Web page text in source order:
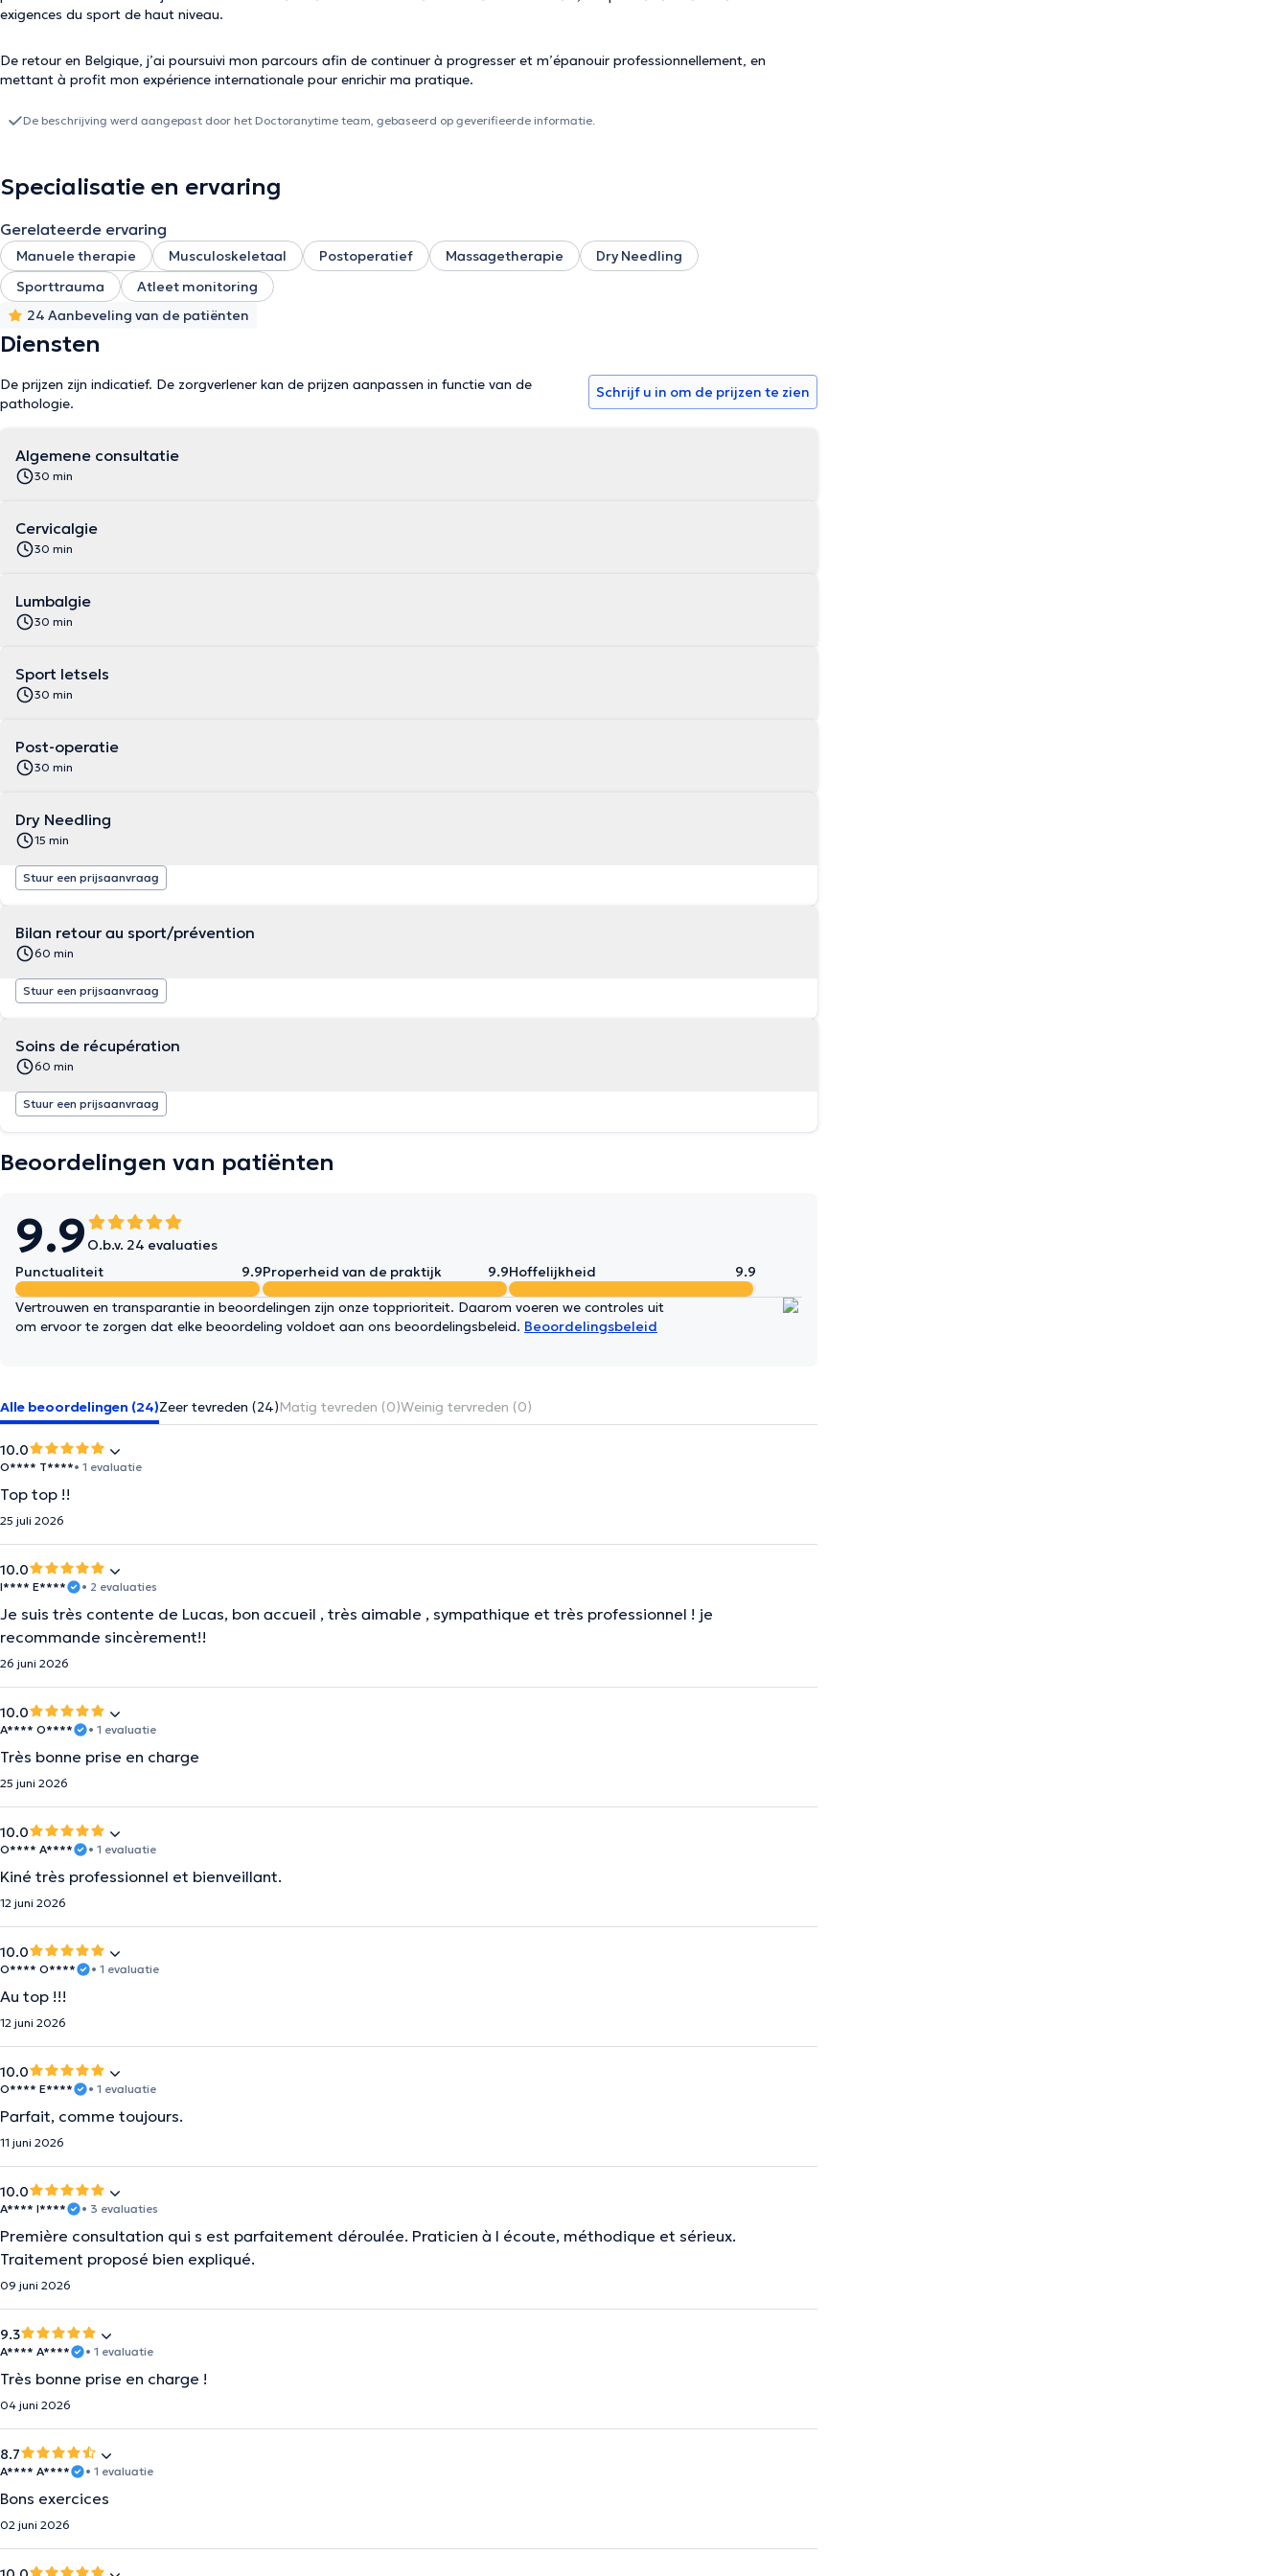
exigences du sport de haut niveau.
De retour en Belgique, j’ai poursuivi mon parcours afin de continuer à progresser et m’épanouir professionnellement, en
mettant à profit mon expérience internationale pour enrichir ma pratique.
De beschrijving werd aangepast door het Doctoranytime team, gebaseerd op geverifieerde informatie.
Specialisatie en ervaring
Gerelateerde ervaring
Manuele therapie Musculoskeletaal Postoperatief Massagetherapie
Dry Needling
Sporttrauma
Atleet monitoring
24 Aanbeveling van de patiënten
Diensten
De prijzen zijn indicatief. De zorgverlener kan de prijzen aanpassen in functie van de
pathologie.
Schrijf u in om de prijzen te zien
Algemene consultatie
30 min
Cervicalgie
30 min
Lumbalgie
30 min
Sport letsels
30 min
Post-operatie
30 min
Dry Needling
15 min
Stuur een prijsaanvraag
Bilan retour au sport/prévention
60 min
Stuur een prijsaanvraag
Soins de récupération
60 min
Stuur een prijsaanvraag
Beoordelingen van patiënten
9.9 O.b.v. 24 evaluaties
Punctualiteit
9.9Properheid van de praktijk 9.9Hoffelijkheid 9.9
Vertrouwen en transparantie in beoordelingen zijn onze topprioriteit. Daarom voeren we controles uit
om ervoor te zorgen dat elke beoordeling voldoet aan ons beoordelingsbeleid. Beoordelingsbeleid
Alle beoordelingen (24)Zeer tevreden (24)Matig tevreden (0)Weinig tervreden (0)
10.0
O**** T****• 1 evaluatie
Top top !!
25 juli 2026
10.0
I**** E**** • 2 evaluaties
Je suis très contente de Lucas, bon accueil , très aimable , sympathique et très professionnel ! je
recommande sincèrement!!
26 juni 2026
10.0
A**** O**** • 1 evaluatie
Très bonne prise en charge
25 juni 2026
10.0
O**** A**** • 1 evaluatie
Kiné très professionnel et bienveillant.
12 juni 2026
10.0
O**** O**** • 1 evaluatie
Au top !!!
12 juni 2026
10.0
O**** E**** • 1 evaluatie
Parfait, comme toujours.
11 juni 2026
10.0
A**** I**** • 3 evaluaties
Première consultation qui s est parfaitement déroulée. Praticien à l écoute, méthodique et sérieux.
Traitement proposé bien expliqué.
09 juni 2026
9.3
A**** A**** • 1 evaluatie
Très bonne prise en charge !
04 juni 2026
8.7
A**** A**** • 1 evaluatie
Bons exercices
02 juni 2026